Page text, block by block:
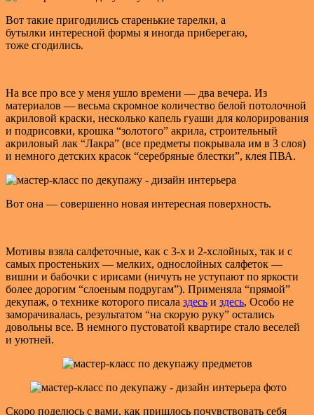
Вот такие пригодились старенькие тарелки, а
бутылки интересной формы я иногда приберегаю,
тоже сгодились.
На все про все у меня ушло времени — два вечера. Из
материалов — весьма скромное количество белой потолочной
акриловой краски, несколько капель гуаши для колорирования
и подрисовки, крошка “золотого” акрила, строительный
акриловый лак “Лакра” (все предметы покрывала им в 3 слоя)
и немного детских красок “серебряные блестки”, клея ПВА.
Вот она — совершенно новая интересная поверхность.
Мотивы взяла салфеточные, как с 3-х и 2-хслойных, так и с
самых простеньких — мелких, однослойных салфеток —
вишни и бабочки с ирисами (ничуть не уступают по яркости
более дорогим “слоеным подругам”). Применяла “прямой”
декупаж, о технике которого писала здесь и здесь, Особо не
заморачивалась, результатом “на скорую руку” остались
довольны все. В немного пустоватой квартире стало веселей
и уютней.
Скоро поделюсь с вами, как пришлось почувствовать себя